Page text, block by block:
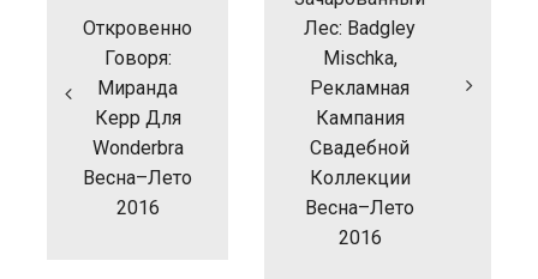
Откровенно
Говоря:
Миранда
Керр Для
Wonderbra
Весна–Лето
2016
Лес: Badgley
Mischka,
Рекламная
Кампания
Свадебной
Коллекции
Весна–Лето
2016